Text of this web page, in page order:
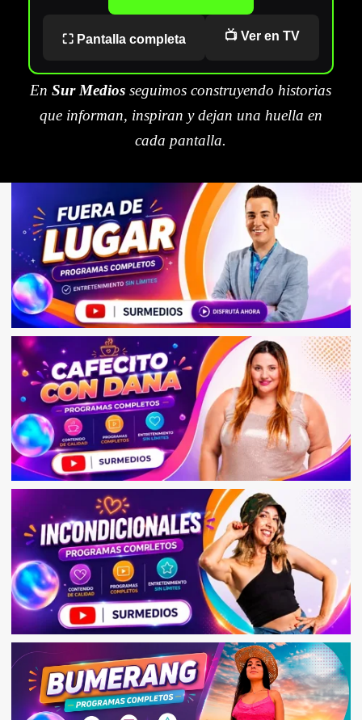
⛶ Pantalla completa 📺 Ver en TV
EnSur Medios seguimos construyendo historias
que informan, inspiran y dejan una huella en
cada pantalla.